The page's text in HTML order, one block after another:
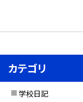
カテゴリ
学校日記